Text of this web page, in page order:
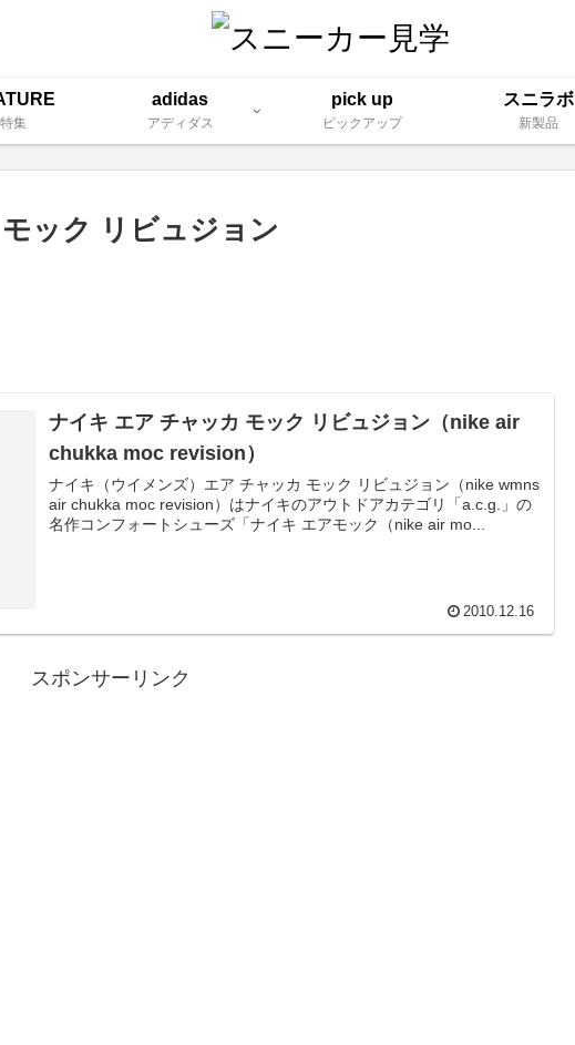
特集
adidas
アディダス
pick up
ピックアップ
スニラボ
新製品
ック リビュジョン
ナイキ エア チャッカ モック リビュジョン（nike air
chukka moc revision）
ナイキ（ウイメンズ）エア チャッカ モック リビュジョン（nike wmns
air chukka moc revision）はナイキのアウトドアカテゴリ「a.c.g.」の
名作コンフォートシューズ「ナイキ エアモック（nike air mo...
2010.12.16
スポンサーリンク